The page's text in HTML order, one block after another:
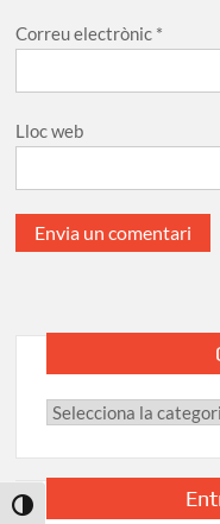
Toggle High Contrast
Correu electrònic *
Lloc web
Categories